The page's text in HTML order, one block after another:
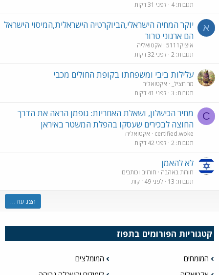
תגובות 4 לפני 31 דקות
א
יוקר המחיה הישראלי,הביוקרטיה הישראלית,המיסוי הישראל
הם ארגוני טרור
איציק5111
אקטואליה
תגובות 2 לפני 32 דקות
עלילות ביבי ומשפחתו בקופת החולים מכבי
מר חציל_
אקטואליה
תגובות 3 לפני 41 דקות
C
מחיר הכישלון, ושאלת האחריות: גופמן הראה את הדרך
החוצה לבכירים שעסקו בהפלת המשטר באיראן
certified.woke
אקטואליה
תגובות 2 לפני 42 דקות
לא להאמן
חורזת באהבה
חורזים וכותבים
תגובות 13 לפני 49 דקות
הצג עוד…
קטגוריות הפורומים בתפוז
המומלצים
המומחים